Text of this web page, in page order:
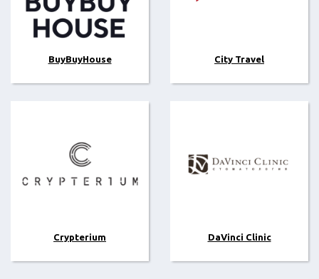
BuyBuyHouse City Travel
Crypterium DaVinci Clinic